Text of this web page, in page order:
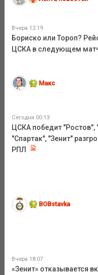
Вчера 12:19
Бориско или Тороп?
ЦСКА в следующем
Макс
Сегодня 00:13
ЦСКА победит "Ростов",
"Спартак", "Зенит"
РПЛ
BOBstavka
Вчера 18:07
«Зенит» отказывается